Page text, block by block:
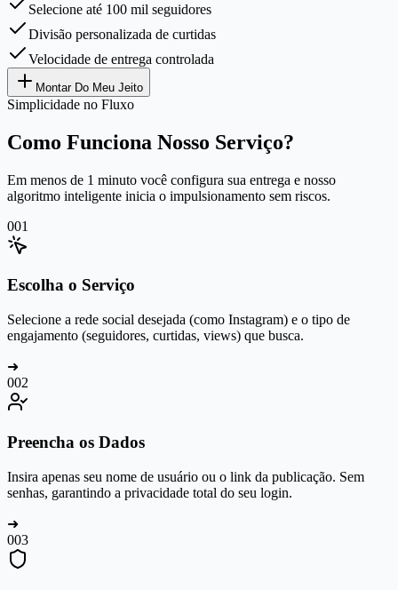
Selecione até 100 mil seguidores
Divisão personalizada de curtidas
Velocidade de entrega controlada
Montar Do Meu Jeito
Simplicidade no Fluxo
Como Funciona Nosso Serviço?
Em menos de 1 minuto você configura sua entrega e nosso
algoritmo inteligente inicia o impulsionamento sem riscos.
001
Escolha o Serviço
Selecione a rede social desejada (como Instagram) e o tipo de
engajamento (seguidores, curtidas, views) que busca.
➜
002
Preencha os Dados
Insira apenas seu nome de usuário ou o link da publicação. Sem
senhas, garantindo a privacidade total do seu login.
➜
003